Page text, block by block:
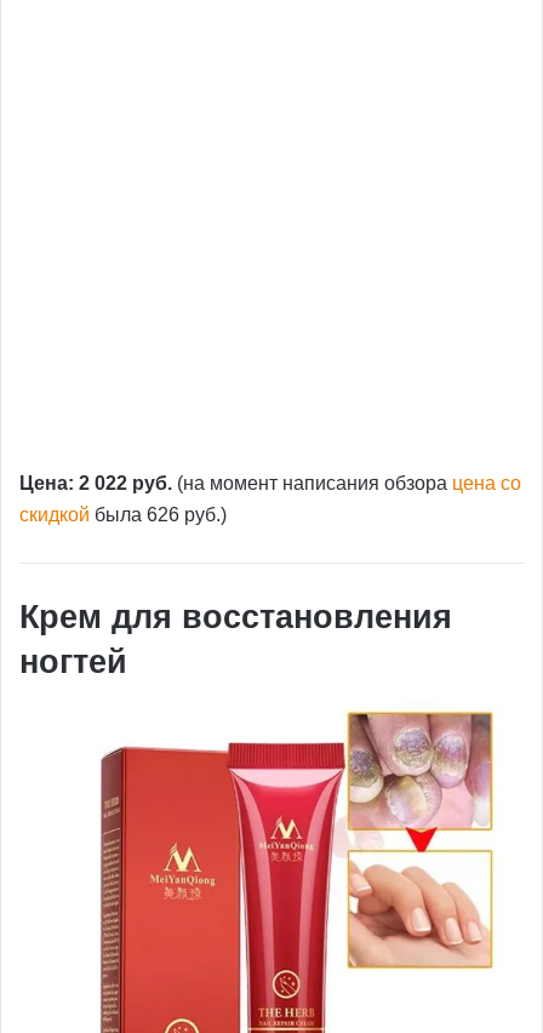
Цена: 2 022 руб. (на момент написания обзора цена со
скидкой была 626 руб.)
Крем для восстановления
ногтей